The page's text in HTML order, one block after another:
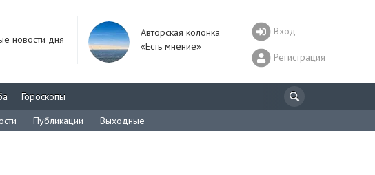
новости дня
Авторская колонка
«Есть мнение»
Вход
Регистрация
Гороскопы
Публикации Выходные